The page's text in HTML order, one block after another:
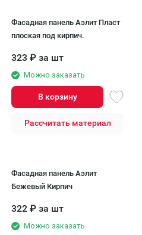
Фасадная панель Аэлит Пласт
плоская под кирпич.
323 ₽ за шт
Можно заказать
В корзину
Рассчитать материал
Фасадная панель Аэлит
Бежевый Кирпич
322 ₽ за шт
Можно заказать